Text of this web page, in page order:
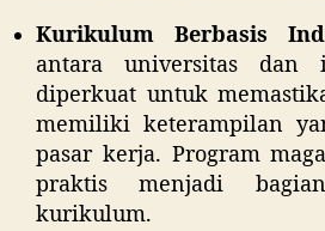
Kurikulum Berbasis
antara universitas dan
diperkuat untuk
memiliki keterampilan
pasar kerja. Program
praktis menjadi
kurikulum.